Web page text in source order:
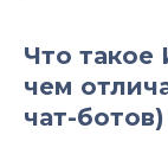
Что такое
чем
чат-ботов)